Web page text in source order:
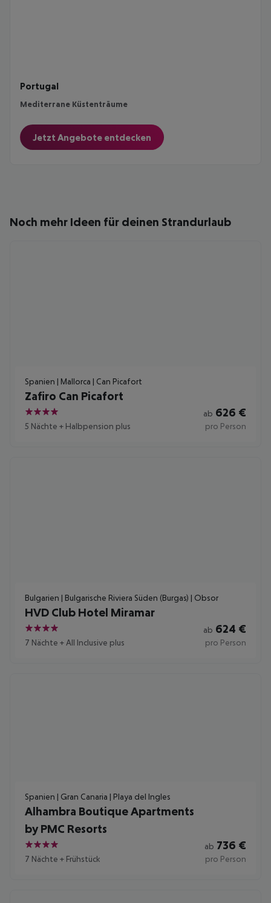
Portugal
Mediterrane Küstenträume
Jetzt Angebote entdecken
Noch mehr Ideen für deinen Strandurlaub
Spanien | Mallorca | Can Picafort
Zafiro Can Picafort
4
5 Nächte + Halbpension plus
ab 626 €
pro Person
Bulgarien | Bulgarische Riviera Süden (Burgas) | Obsor
HVD Club Hotel Miramar
4
7 Nächte + All Inclusive plus
ab 624 €
pro Person
Spanien | Gran Canaria | Playa del Ingles
Alhambra Boutique Apartments
by PMC Resorts
4
7 Nächte + Frühstück
ab 736 €
pro Person